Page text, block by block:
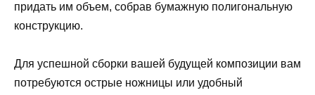
придать им объем, собрав бумажную полигональную
конструкцию.
Для успешной сборки вашей будущей композиции вам
потребуются острые ножницы или удобный